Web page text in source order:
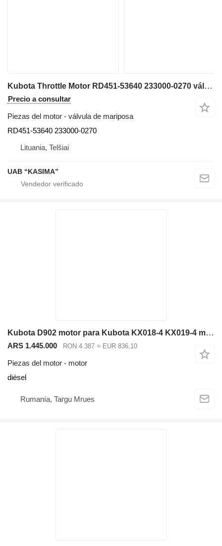
Kubota Throttle Motor RD451-53640 233000-0270 válvula de mariposa para Kubota U55-4 miniexcavadora
Precio a consultar
Piezas del motor - válvula de mariposa
RD451-53640 233000-0270
Lituania, Telšiai
UAB “KASIMA”
Kubota D902 motor para Kubota KX018-4 KX019-4 miniexcavadora
ARS 1.445.000 RON 4.387 ≈ EUR 836,10
Piezas del motor - motor
diésel
Rumanía, Targu Mrues